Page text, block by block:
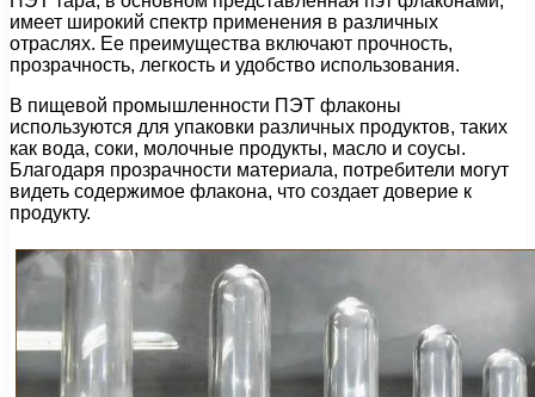
имеет широкий спектр применения в различных
отраслях. Ее преимущества включают прочность,
прозрачность, легкость и удобство использования.
В пищевой промышленности ПЭТ флаконы
используются для упаковки различных продуктов, таких
как вода, соки, молочные продукты, масло и соусы.
Благодаря прозрачности материала, потребители могут
видеть содержимое флакона, что создает доверие к
продукту.